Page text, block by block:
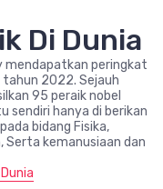
Di Dunia
peringkat
2022. Sejauh
95 peraik nobel
sendiri hanya di berikan
bidang Fisika,
Serta kemanusiaan dan